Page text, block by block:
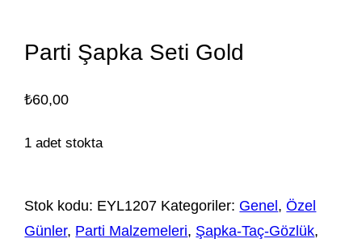
Parti Şapka Seti Gold
₺60,00
1 adet stokta
Stok kodu: EYL1207 Kategoriler: Genel,Özel
Günler, Parti Malzemeleri, Şapka-Taç-Gözlük,